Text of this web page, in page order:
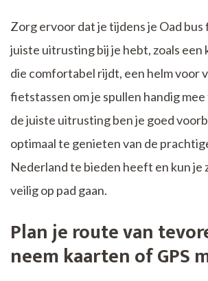
Zorg ervoor dat je tijdens je Oad
juiste uitrusting bij je hebt, zoals
die comfortabel rijdt, een helm voor
fietstassen om je spullen handig
de juiste uitrusting ben je goed
optimaal te genieten van de
Nederland te bieden heeft en kun je
veilig op pad gaan.
Plan je route van
neem kaarten of GPS